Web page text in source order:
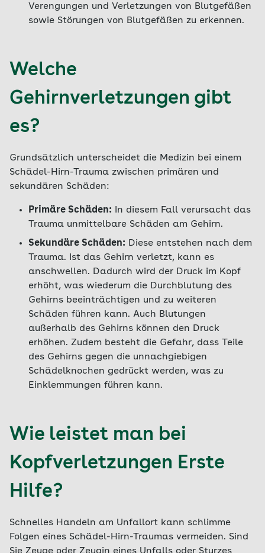
Verengungen und Verletzungen von Blutgefäßen
sowie Störungen von Blutgefäßen zu erkennen.
Welche
Gehirnverletzungen gibt
es?
Grundsätzlich unterscheidet die Medizin bei einem
Schädel-Hirn-Trauma zwischen primären und
sekundären Schäden:
Primäre Schäden: In diesem Fall verursacht das
Trauma unmittelbare Schäden am Gehirn.
Sekundäre Schäden: Diese entstehen nach dem
Trauma. Ist das Gehirn verletzt, kann es
anschwellen. Dadurch wird der Druck im Kopf
erhöht, was wiederum die Durchblutung des
Gehirns beeinträchtigen und zu weiteren
Schäden führen kann. Auch Blutungen
außerhalb des Gehirns können den Druck
erhöhen. Zudem besteht die Gefahr, dass Teile
des Gehirns gegen die unnachgiebigen
Schädelknochen gedrückt werden, was zu
Einklemmungen führen kann.
Wie leistet man bei
Kopfverletzungen Erste
Hilfe?
Schnelles Handeln am Unfallort kann schlimme
Folgen eines Schädel-Hirn-Traumas vermeiden. Sind